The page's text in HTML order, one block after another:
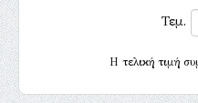
Τεμ.
H τελική τιμή